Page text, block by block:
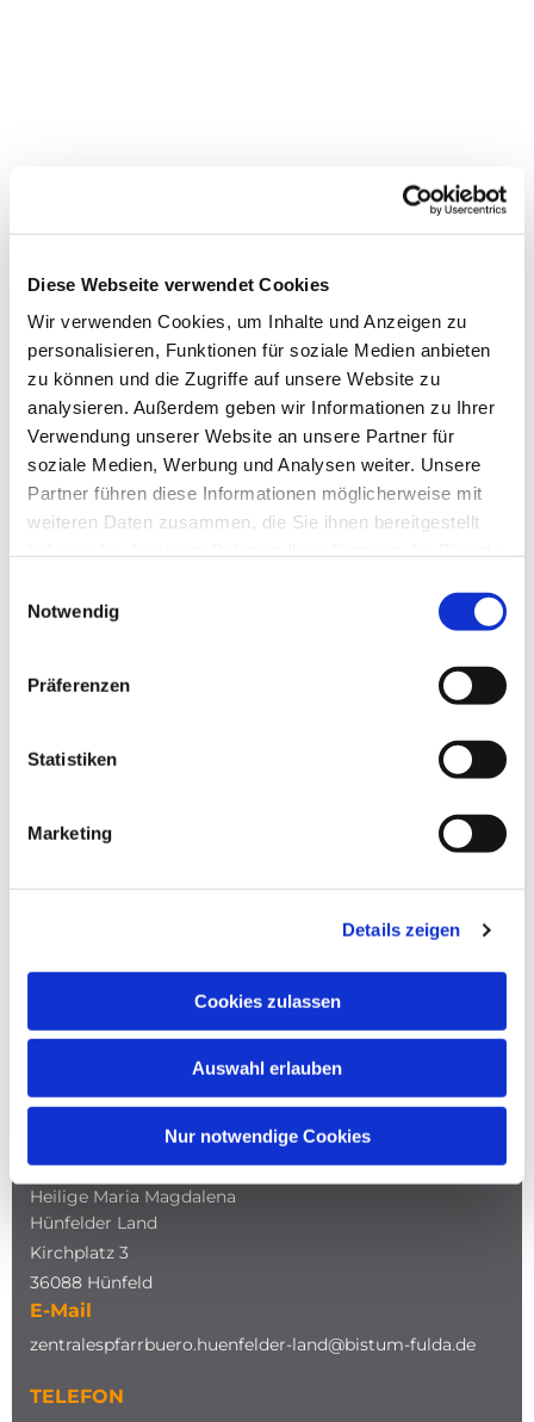
Diese Webseite verwendet Cookies
Wir verwenden Cookies, um Inhalte und Anzeigen zu
personalisieren, Funktionen für soziale Medien anbieten
zu können und die Zugriffe auf unsere Website zu
analysieren. Außerdem geben wir Informationen zu Ihrer
Verwendung unserer Website an unsere Partner für
soziale Medien, Werbung und Analysen weiter. Unsere
Partner führen diese Informationen möglicherweise mit
weiteren Daten zusammen, die Sie ihnen bereitgestellt
Notwendig
Präferenzen
Statistiken
Marketing
Details zeigen
Cookies zulassen
Auswahl erlauben
Nur notwendige Cookies
Dies könnte Sie auch
interessieren
NAVIGATION
Katholische Kirche
Heilige Maria Magdalena
Hünfelder Land
Kirchplatz 3
36088 Hünfeld
E-Mail
zentralespfarrbuero.huenfelder-land@bistum-fulda.de
TELEFON